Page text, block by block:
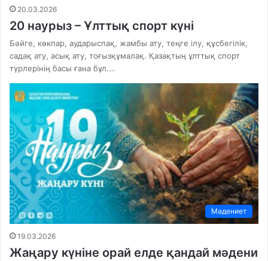
20.03.2026
20 наурыз – Ұлттық спорт күні
Бәйге, көкпар, аударыспақ, жамбы ату, теңге ілу, құсбегілік,
садақ ату, асық ату, тоғызқұмалақ. Қазақтың ұлттық спорт
түрлерінің басы ғана бұл.…
Мәдениет
19.03.2026
Жаңару күніне орай елде қандай мәдени